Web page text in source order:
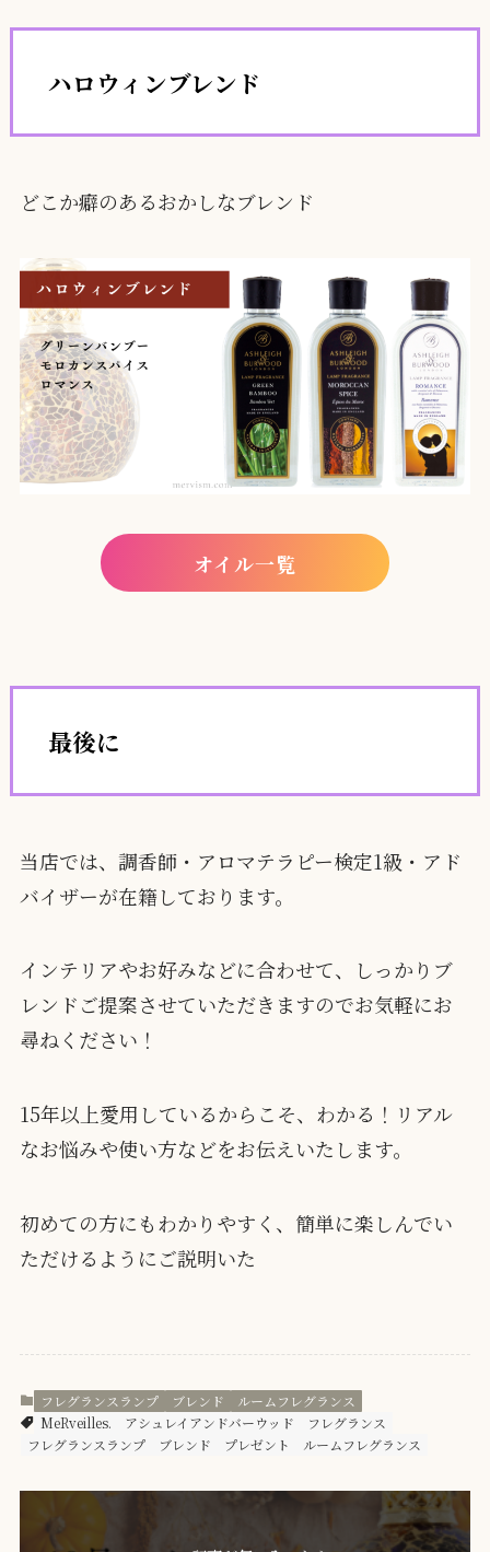
ハロウィンブレンド
どこか癖のあるおかしなブレンド
オイル一覧
最後に
当店では、調香師・アロマテラピー検定1級・アド
バイザーが在籍しております。
インテリアやお好みなどに合わせて、しっかりブ
レンドご提案させていただきますのでお気軽にお
尋ねください！
15年以上愛用しているからこそ、わかる！リアル
なお悩みや使い方などをお伝えいたします。
初めての方にもわかりやすく、簡単に楽しんでい
ただけるようにご説明いた
フレグランスランプ ブレンド
ルームフレグランス
MeRveilles.
アシュレイアンドバーウッド
フレグランス
フレグランスランプ
ブレンド プレゼント ルームフレグランス